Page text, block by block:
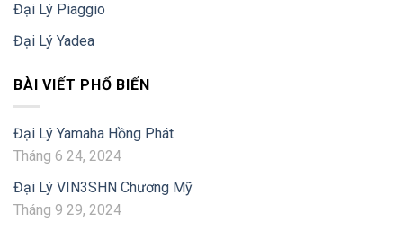
Đại Lý Piaggio
Đại Lý Yadea
BÀI VIẾT PHỔ BIẾN
Đại Lý Yamaha Hồng Phát
Tháng 6 24, 2024
Đại Lý VIN3SHN Chương Mỹ
Tháng 9 29, 2024